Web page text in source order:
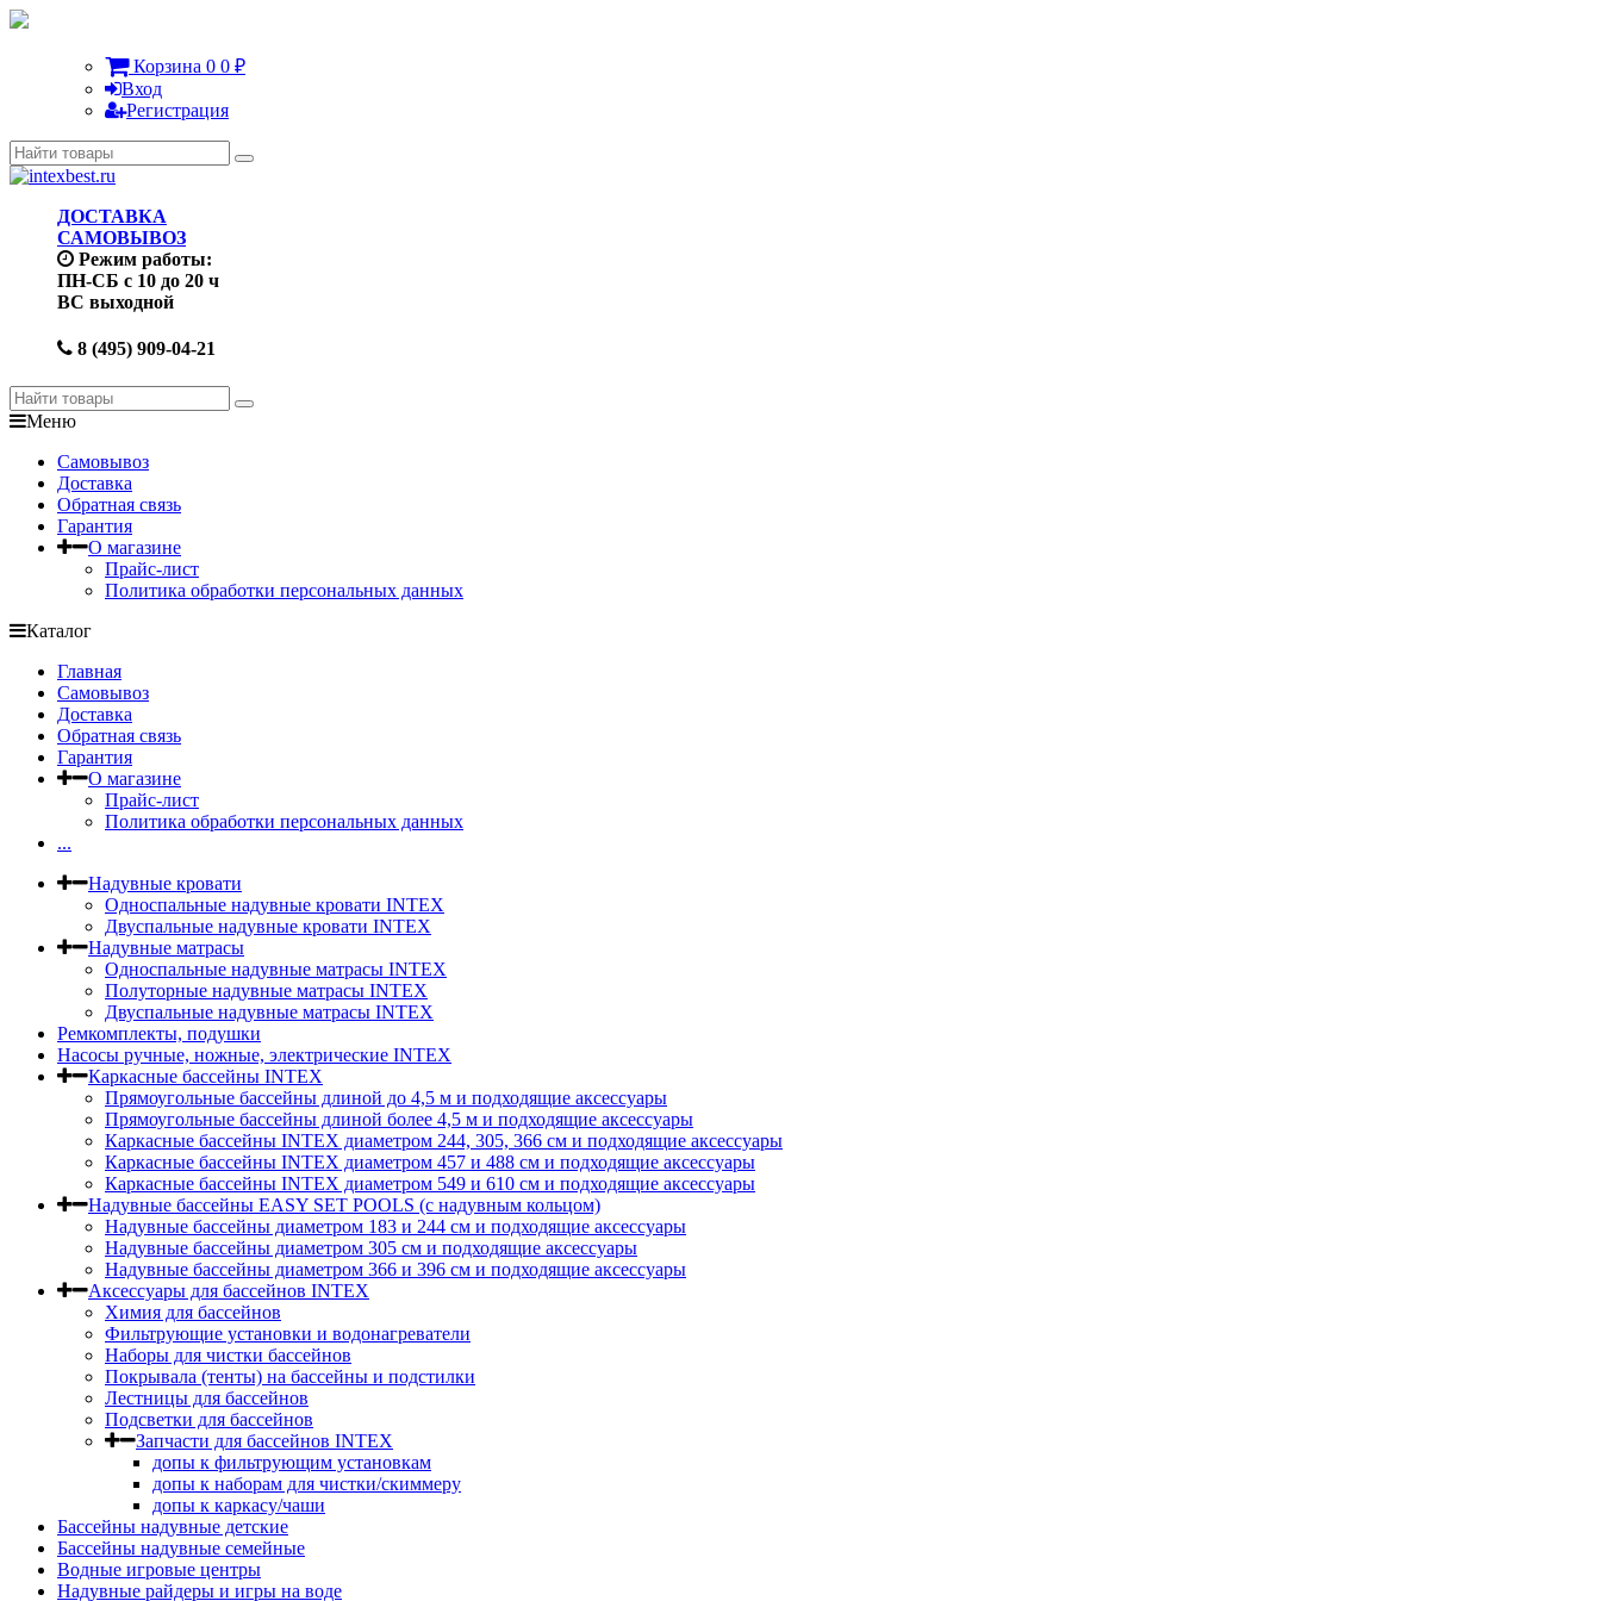
Корзина 0 0 ₽
Вход
Регистрация
ДОСТАВКА
САМОВЫВОЗ
Режим работы:
ПН-СБ с 10 до 20 ч
ВС выходной
8 (495) 909-04-21
Меню
Самовывоз
Доставка
Обратная связь
Гарантия
О магазине
Прайс-лист
Политика обработки персональных данных
Каталог
Главная
Самовывоз
Доставка
Обратная связь
Гарантия
О магазине
Прайс-лист
Политика обработки персональных данных
...
Надувные кровати
Односпальные надувные кровати INTEX
Двуспальные надувные кровати INTEX
Надувные матрасы
Односпальные надувные матрасы INTEX
Полуторные надувные матрасы INTEX
Двуспальные надувные матрасы INTEX
Ремкомплекты, подушки
Насосы ручные, ножные, электрические INTEX
Каркасные бассейны INTEX
Прямоугольные бассейны длиной до 4,5 м и подходящие аксессуары
Прямоугольные бассейны длиной более 4,5 м и подходящие аксессуары
Каркасные бассейны INTEX диаметром 244, 305, 366 см и подходящие аксессуары
Каркасные бассейны INTEX диаметром 457 и 488 cм и подходящие аксессуары
Каркасные бассейны INTEX диаметром 549 и 610 см и подходящие аксессуары
Надувные бассейны EASY SET POOLS (с надувным кольцом)
Надувные бассейны диаметром 183 и 244 см и подходящие аксессуары
Надувные бассейны диаметром 305 см и подходящие аксессуары
Надувные бассейны диаметром 366 и 396 см и подходящие аксессуары
Аксессуары для бассейнов INTEX
Химия для бассейнов
Фильтрующие установки и водонагреватели
Наборы для чистки бассейнов
Покрывала (тенты) на бассейны и подстилки
Лестницы для бассейнов
Подсветки для бассейнов
Запчасти для бассейнов INTEX
допы к фильтрующим установкам
допы к наборам для чистки/скиммеру
допы к каркасу/чаши
Бассейны надувные детские
Бассейны надувные семейные
Водные игровые центры
Надувные райдеры и игры на воде